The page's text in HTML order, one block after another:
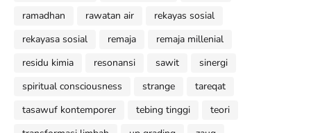
ramadhan
rawatan air
rekayas sosial
rekayasa sosial
remaja
remaja millenial
residu kimia
resonansi sawit
sinergi
spiritual consciousness
strange
tareqat
tasawuf kontemporer
tebing tinggi
teori